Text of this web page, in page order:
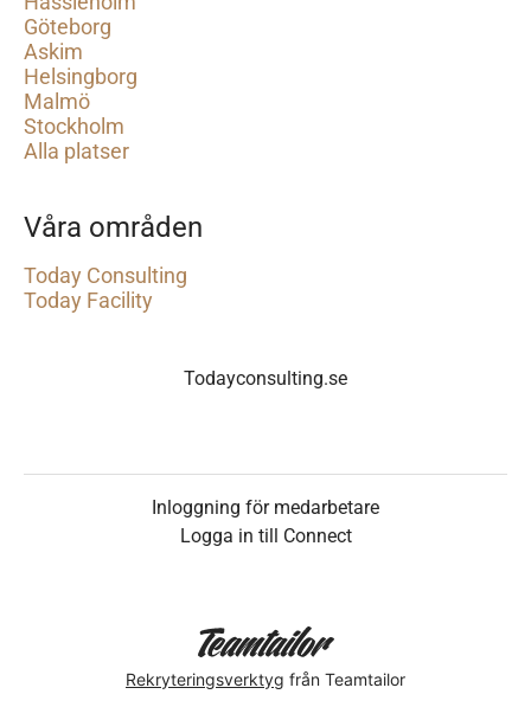
Göteborg
Askim
Helsingborg
Malmö
Stockholm
Alla platser
Våra områden
Today Consulting
Today Facility
Todayconsulting.se
Inloggning för medarbetare
Logga in till Connect
Rekryteringsverktyg från Teamtailor